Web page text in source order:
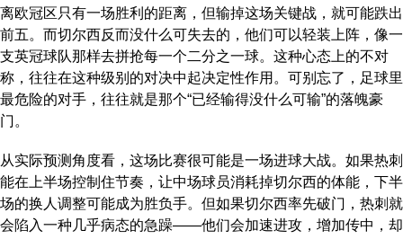
离欧冠区只有一场胜利的距离，但输掉这场关键战，就可能跌出
前五。而切尔西反而没什么可失去的，他们可以轻装上阵，像一
支英冠球队那样去拼抢每一个二分之一球。这种心态上的不对
称，往往在这种级别的对决中起决定性作用。可别忘了，足球里
最危险的对手，往往就是那个“已经输得没什么可输”的落魄豪
门。
从实际预测角度看，这场比赛很可能是一场进球大战。如果热刺
能在上半场控制住节奏，让中场球员消耗掉切尔西的体能，下半
场的换人调整可能成为胜负手。但如果切尔西率先破门，热刺就
会陷入一种几乎病态的急躁——他们会加速进攻，增加传中，却